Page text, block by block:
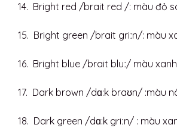
14. Bright red /brait red /: màu đỏ
15. Bright green /brait griːn/: màu
16. Bright blue /brait bluː/ màu
17. Dark brown /dɑ:k braʊn/ :màu
18. Dark green /dɑ:k griːn/ : màu